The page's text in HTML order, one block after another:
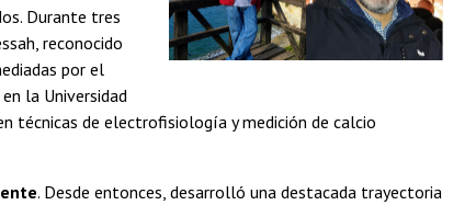
Durante tres
reconocido
por el
la Universidad
técnicas de electrofisiología y medición de calcio
. Desde entonces, desarrolló una destacada trayectoria